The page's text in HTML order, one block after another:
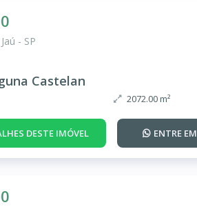
- SP
Castelan
2072.00 m²
DESTE IMÓVEL ENTRE EM